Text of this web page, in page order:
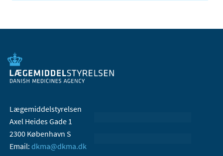
Lægemiddelstyrelsen
Axel Heides Gade 1
2300 København S
Email: dkma@dkma.dk